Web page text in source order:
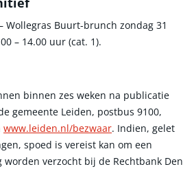
Wollegras Buurt-brunch zondag 31
– 14.00 uur (cat. 1).
binnen zes weken na publicatie
gemeente Leiden, postbus 9100,
www.leiden.nl/bezwaar. Indien, gelet
spoed is vereist kan om een
verzocht bij de Rechtbank Den